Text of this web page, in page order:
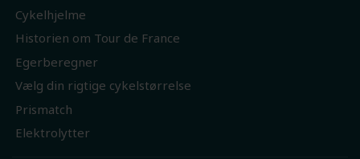
Cykelhjelme
Historien om Tour de France
Egerberegner
Vælg din rigtige cykelstørrelse
Prismatch
Elektrolytter